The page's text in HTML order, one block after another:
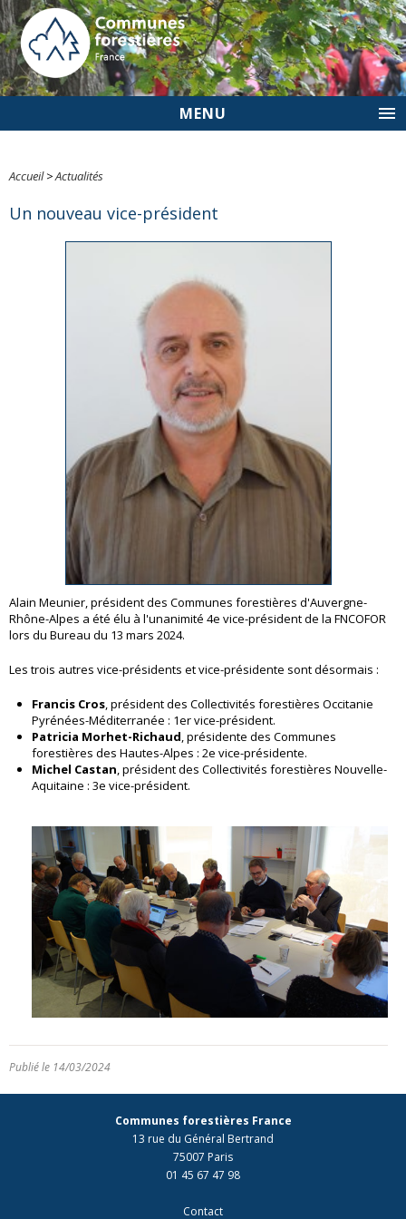
MENU
Accueil>Actualités
Un nouveau vice-président
Alain Meunier, président des Communes forestières d'Auvergne-
Rhône-Alpes a été élu à l'unanimité 4e vice-président de la FNCOFOR
lors du Bureau du 13 mars 2024.
Les trois autres vice-présidents et vice-présidente sont désormais :
Francis Cros, président des Collectivités forestières Occitanie
Pyrénées-Méditerranée : 1er vice-président.
Patricia Morhet-Richaud, présidente des Communes
forestières des Hautes-Alpes : 2e vice-présidente.
Michel Castan, président des Collectivités forestières Nouvelle-
Aquitaine : 3e vice-président.
Publié le 14/03/2024
Communes forestières France
13 rue du Général Bertrand
75007 Paris
01 45 67 47 98
Contact